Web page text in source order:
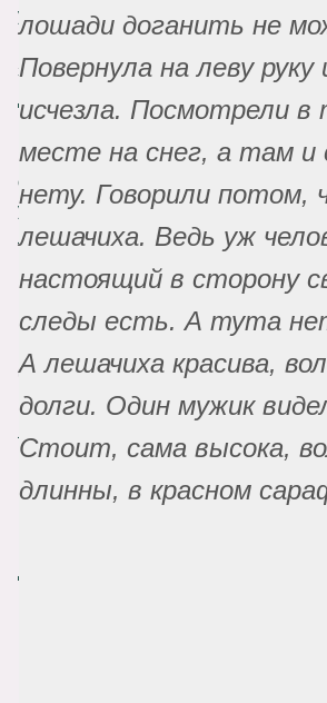
у
зеленые
которые
они
украшают
лесными
и
ветками.
что
в
может
превратиться
лошади доганить не
Повернула на леву руку
исчезла. Посмотрели в
месте на снег, а там и
нету. Говорили потом,
лешачиха. Ведь уж
настоящий в сторону
следы есть. А тута
А лешачиха красива,
долги. Один мужик
Стоит, сама высока,
длинны, в красном